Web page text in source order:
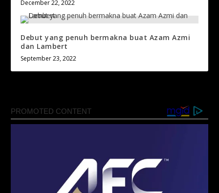
December 22, 2022
Debut yang penuh bermakna buat Azam Azmi
dan Lambert
September 23, 2022